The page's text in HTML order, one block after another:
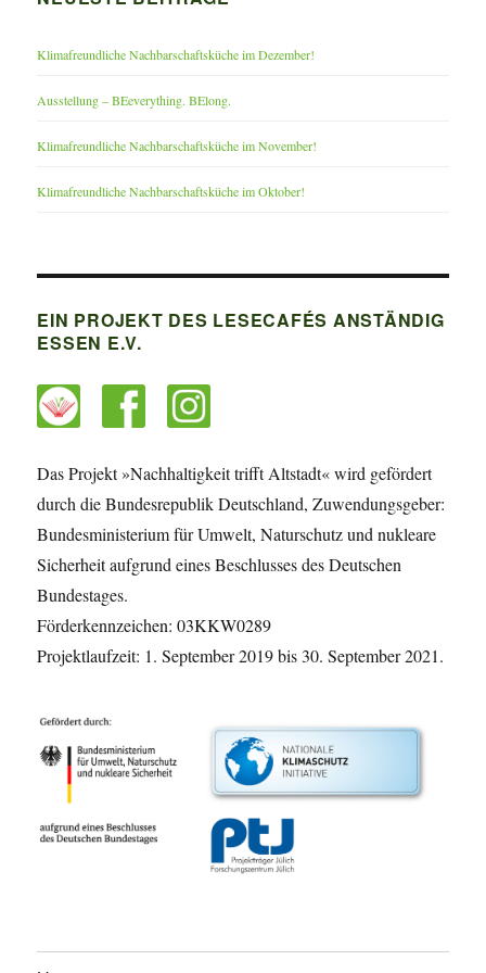
Klimafreundliche Nachbarschaftsküche im Dezember!
Ausstellung – BEeverything. BElong.
Klimafreundliche Nachbarschaftsküche im November!
Klimafreundliche Nachbarschaftsküche im Oktober!
EIN PROJEKT DES LESECAFÉS ANSTÄNDIG
ESSEN E.V.
Das Projekt »Nachhaltigkeit trifft Altstadt« wird gefördert
durch die Bundesrepublik Deutschland, Zuwendungsgeber:
Bundesministerium für Umwelt, Naturschutz und nukleare
Sicherheit aufgrund eines Beschlusses des Deutschen
Bundestages.
Förderkennzeichen: 03KKW0289
Projektlaufzeit: 1. September 2019 bis 30. September 2021.